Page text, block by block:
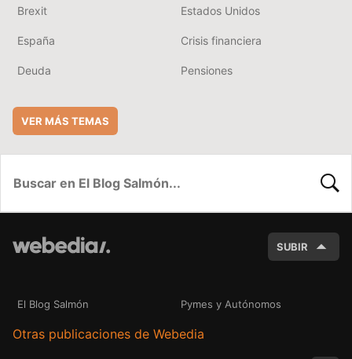
Brexit Estados Unidos
España Crisis financiera
Deuda Pensiones
VER MÁS TEMAS
SUBIR
El Blog Salmón Pymes y Autónomos
Otras publicaciones de Webedia